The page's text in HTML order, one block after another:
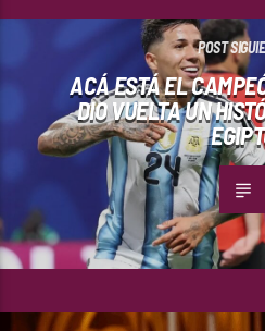
POST
ACÁ ESTÁ EL
DIO VUELTA UN